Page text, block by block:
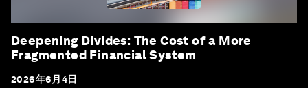
Deepening Divides: The Cost of a More
Fragmented Financial System
2026年6月4日